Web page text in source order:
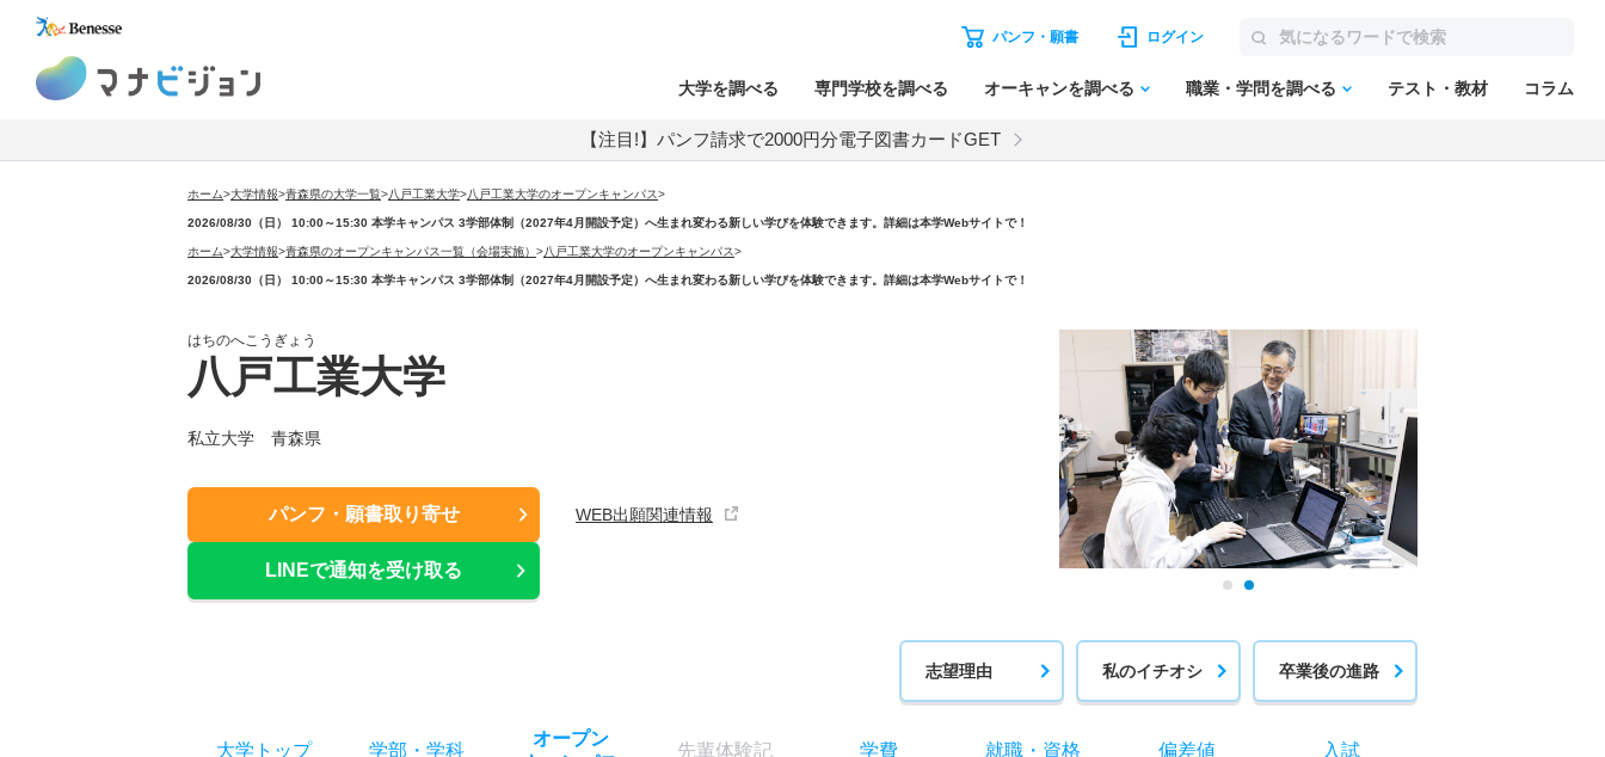
パンフ・願書 ログイン
大学を調べる 専門学校を調べる オーキャンを調べる 職業・学問を調べる テスト・教材 コラム
【注目!】パンフ請求で2000円分電子図書カードGET
ホーム>大学情報>青森県の大学一覧>八戸工業大学>八戸工業大学のオープンキャンパス>
2026/08/30（日） 10:00～15:30 本学キャンパス 3学部体制（2027年4月開設予定）へ生まれ変わる新しい学びを体験できます。詳細は本学Webサイトで！
ホーム>大学情報>青森県のオープンキャンパス一覧（会場実施） >八戸工業大学のオープンキャンパス>
2026/08/30（日） 10:00～15:30 本学キャンパス 3学部体制（2027年4月開設予定）へ生まれ変わる新しい学びを体験できます。詳細は本学Webサイトで！
はちのへこうぎょう
八戸工業大学
私立大学 青森県
パンフ・願書取り寄せ
LINEで通知を受け取る
WEB出願関連情報
志望理由 私のイチオシ 卒業後の進路
大学トップ 学部 ・ 学科
オープン
先輩体験記 学費 就職・ 資格 偏差値 入試